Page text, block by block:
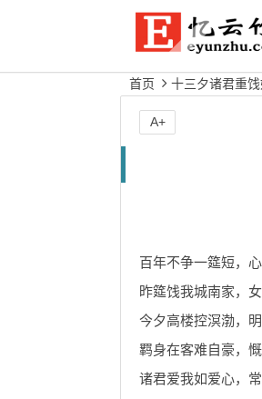
首页 十三夕诸君重
百年不争一筵短，
昨筵饯我城南家，
今夕高楼控溟渤，
羁身在客难自豪，
诸君爱我如爱心，
A+